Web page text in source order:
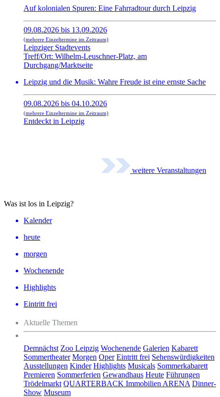
Auf kolonialen Spuren: Eine Fahrradtour durch Leipzig
09.08.2026 bis 13.09.2026
(mehrere Einzeltermine im Zeitraum)
Leipziger Stadtevents
Treff/Ort: Wilhelm-Leuschner-Platz, am
Durchgang/Marktseite
Leipzig und die Musik: Wahre Freude ist eine ernste Sache
09.08.2026 bis 04.10.2026
(mehrere Einzeltermine im Zeitraum)
Entdeckt in Leipzig
weitere Veranstaltungen
Was ist los in Leipzig?
Kalender
heute
morgen
Wochenende
Highlights
Eintritt frei
Aktuelle Themen
Demnächst Zoo Leipzig Wochenende Galerien Kabarett
Sommertheater Morgen Oper Eintritt frei Sehenswürdigkeiten
Ausstellungen Kinder Highlights Musicals Sommerkabarett
Premieren Sommerferien Gewandhaus Heute Führungen
Trödelmarkt QUARTERBACK Immobilien ARENA Dinner-
Show Museum